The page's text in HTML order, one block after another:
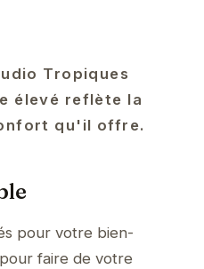
Tropiques
élevé reflète la
qu'il offre.
pour votre bien-
faire de votre